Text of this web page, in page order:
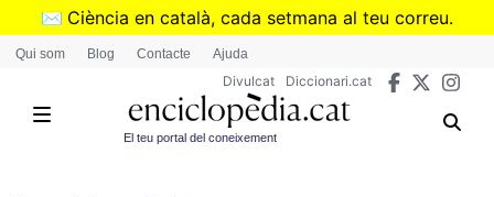
Vés
✉️ Ciència en català, cada setmana al teu correu.
➜Subscriu-te al butlletí de Divulcat
Qui som Blog Contacte Ajuda
Divulcat Diccionari.cat
El teu portal del coneixement